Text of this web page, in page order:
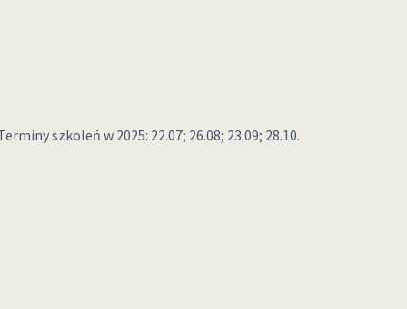
szkoleń w 2025: 22.07; 26.08; 23.09; 28.10.